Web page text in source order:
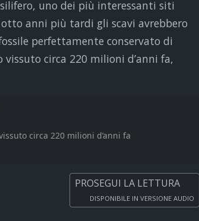
uno dei più interessanti siti
anni più tardi gli scavi avrebbero
perfettamente conservato di
circa 220 milioni d’anni fa,
circa 220 milioni d’anni fa
PROSEGUI LA LETTURA
DISPONIBILE IN VERSIONE AUDIO